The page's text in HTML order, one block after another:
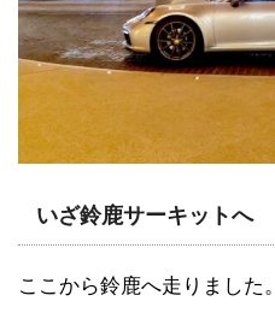
いざ鈴鹿サーキットへ
ここから鈴鹿へ走りました。